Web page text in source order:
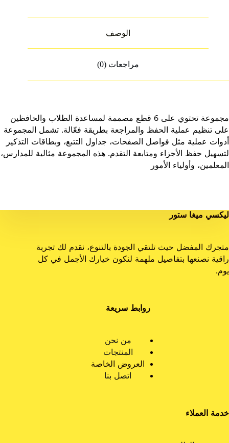
الوصف
مراجعات (0)
مجموعة تحتوي على 6 قطع مصممة لمساعدة الطلاب والحافظين
على تنظيم عملية الحفظ والمراجعة بطريقة فعّالة. تشمل المجموعة
أدوات عملية مثل فواصل الصفحات، جداول التتبع، وبطاقات التذكير
لتسهيل حفظ الأجزاء ومتابعة التقدم. هذه المجموعة مثالية للمدارس،
المعلمين، وأولياء الأمور
ليكسي ميغا ستور
متجرك المفضل حيث تلتقي الجودة بالتنوع، نقدم لك تجربة
راقية نصنعها بتفاصيل ملهمة لنكون خيارك الأجمل في كل
يوم.
روابط سريعة
من نحن
المنتجات
العروض الخاصة
اتصل بنا
خدمة العملاء